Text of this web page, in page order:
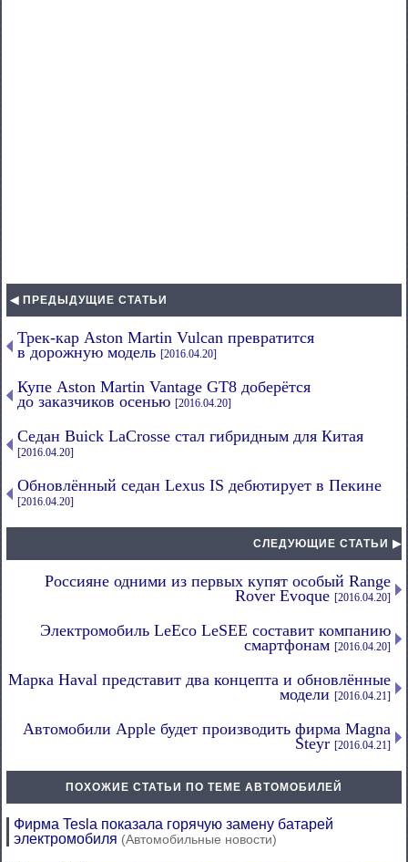
◀ ПРЕДЫДУЩИЕ СТАТЬИ
Трек-кар Aston Martin Vulcan превратится
в дорожную модель [2016.04.20]
Купе Aston Martin Vantage GT8 доберётся
до заказчиков осенью [2016.04.20]
Седан Buick LaCrosse стал гибридным для Китая
[2016.04.20]
Обновлённый седан Lexus IS дебютирует в Пекине
[2016.04.20]
СЛЕДУЮЩИЕ СТАТЬИ ▶
Россияне одними из первых купят особый Range
Rover Evoque [2016.04.20]
Электромобиль LeEco LeSEE составит компанию
смартфонам [2016.04.20]
Марка Haval представит два концепта и обновлённые
модели [2016.04.21]
Автомобили Apple будет производить фирма Magna
Steyr [2016.04.21]
ПОХОЖИЕ СТАТЬИ ПО ТЕМЕ АВТОМОБИЛЕЙ
Фирма Tesla показала горячую замену батарей
электромобиля (Автомобильные новости)